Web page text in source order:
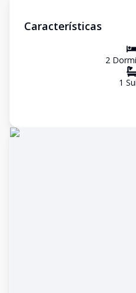
Características
2
1